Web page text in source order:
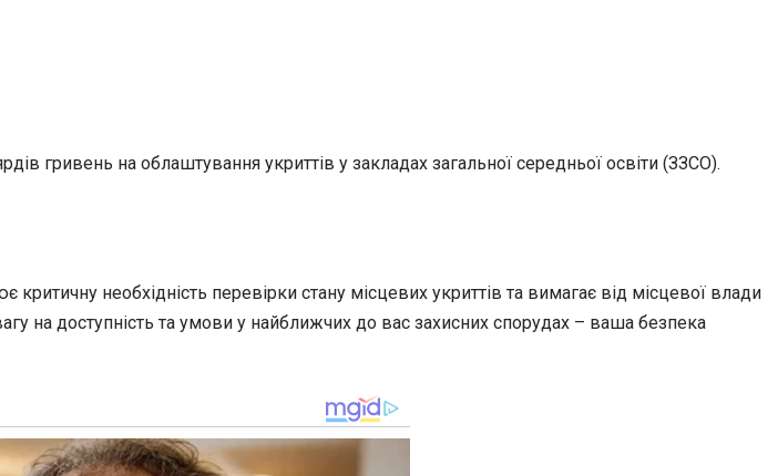
гривень на облаштування укриттів у закладах загальної середньої освіти (ЗЗСО).
необхідність перевірки стану місцевих укриттів та вимагає від місцевої влади
на доступність та умови у найближчих до вас захисних спорудах – ваша безпека